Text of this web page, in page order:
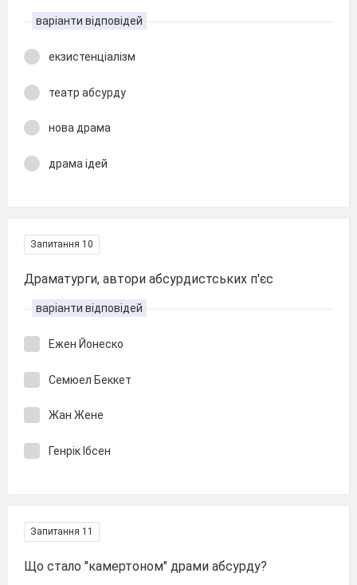
варіанти відповідей
екзистенціалізм
театр абсурду
нова драма
драма ідей
Запитання 10
Драматурги, автори абсурдистських п'єс
варіанти відповідей
Ежен Йонеско
Семюел Беккет
Жан Жене
Генрік Ібсен
Запитання 11
Що стало "камертоном" драми абсурду?